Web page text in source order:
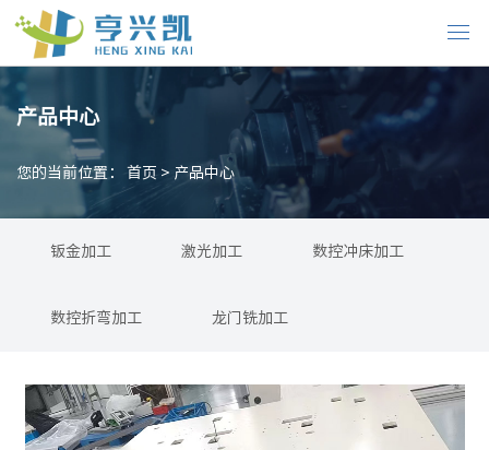
产品中心
您的当前位置： 首页 > 产品中心
钣金加工 激光加工 数控冲床加工
数控折弯加工 龙门铣加工